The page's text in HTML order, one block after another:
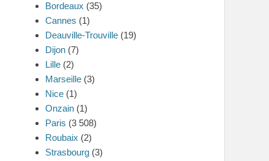
Bordeaux (35)
Cannes (1)
Deauville-Trouville (19)
Dijon (7)
Lille (2)
Marseille (3)
Nice (1)
Onzain (1)
Paris (3 508)
Roubaix (2)
Strasbourg (3)